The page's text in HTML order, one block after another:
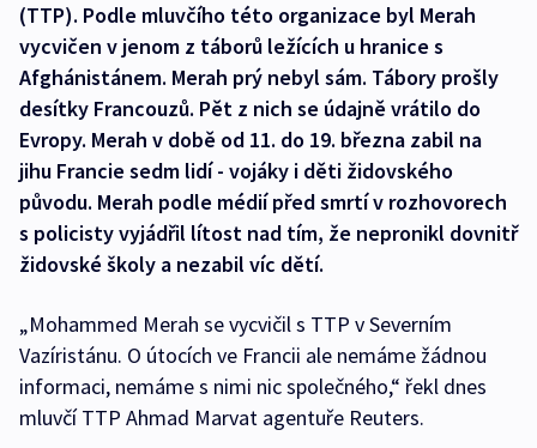
(TTP). Podle mluvčího této organizace byl Merah
vycvičen v jenom z táborů ležících u hranice s
Afghánistánem. Merah prý nebyl sám. Tábory prošly
desítky Francouzů. Pět z nich se údajně vrátilo do
Evropy. Merah v době od 11. do 19. března zabil na
jihu Francie sedm lidí - vojáky i děti židovského
původu. Merah podle médií před smrtí v rozhovorech
s policisty vyjádřil lítost nad tím, že nepronikl dovnitř
židovské školy a nezabil víc dětí.
„Mohammed Merah se vycvičil s TTP v Severním
Vazíristánu. O útocích ve Francii ale nemáme žádnou
informaci, nemáme s nimi nic společného,“ řekl dnes
mluvčí TTP Ahmad Marvat agentuře Reuters.